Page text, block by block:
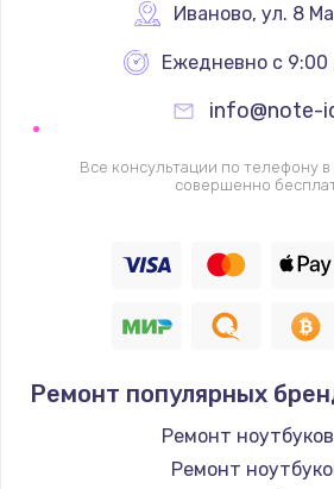
Иваново, ул. 8
Ежедневно с 9:00
info@note-
Все консультации по телефону
совершенно
Ремонт популярных
Ремонт
Ремонт